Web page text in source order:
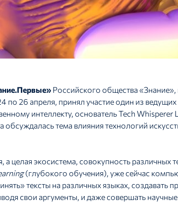
Российского общества
по 26 апреля, принял участие один из
интеллекту, основатель Tech
обсуждалась тема влияния технологий
а целая экосистема, совокупность различных
(глубокого обучения), уже сейчас
тексты на различных языках, создавать
свои аргументы, и даже совершать